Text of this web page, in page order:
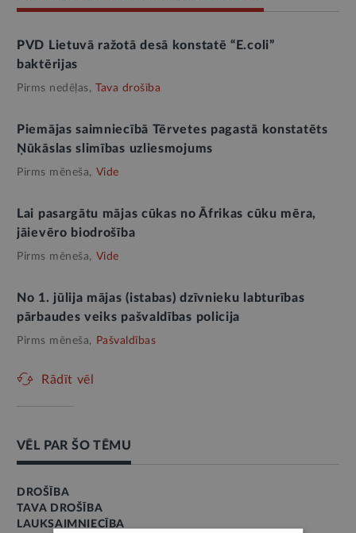
PVD Lietuvā ražotā desā konstatē “E.coli”
baktērijas
Pirms nedēļas, Tava drošība
Piemājas saimniecībā Tērvetes pagastā konstatēts
Ņūkāslas slimības uzliesmojums
Pirms mēneša, Vide
Lai pasargātu mājas cūkas no Āfrikas cūku mēra,
jāievēro biodrošība
Pirms mēneša, Vide
No 1. jūlija mājas (istabas) dzīvnieku labturības
pārbaudes veiks pašvaldības policija
Pirms mēneša, Pašvaldības
Rādīt vēl
VĒL PAR ŠO TĒMU
DROŠĪBA
TAVA DROŠĪBA
LAUKSAIMNIECĪBA